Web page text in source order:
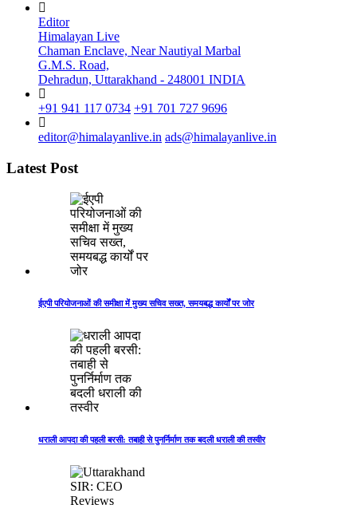
Editor
Himalayan Live
Chaman Enclave, Near Nautiyal Marbal
G.M.S. Road,
Dehradun, Uttarakhand - 248001 INDIA
+91 941 117 0734 +91 701 727 9696
editor@himalayanlive.in ads@himalayanlive.in
Latest Post
ईएपी परियोजनाओं की समीक्षा में मुख्य सचिव सख्त, समयबद्ध कार्यों पर जोर
धराली आपदा की पहली बरसी: तबाही से पुनर्निर्माण तक बदली धराली की तस्वीर